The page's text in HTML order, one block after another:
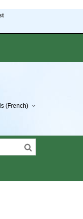
(French)